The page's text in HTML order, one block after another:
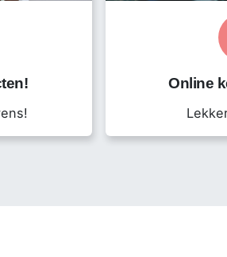
geïnteresseerd bent in dit
op via e-mail of telefoon.
Online